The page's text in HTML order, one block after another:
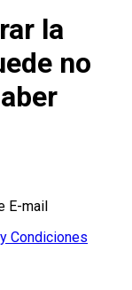
la
no
E-mail
Condiciones